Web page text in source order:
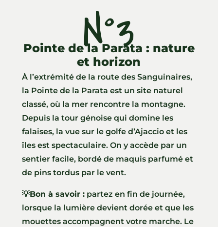
N°3
Pointe de la Parata : nature
et horizon
À l’extrémité de la route des Sanguinaires,
la Pointe de la Parata est un site naturel
classé, où la mer rencontre la montagne.
Depuis la tour génoise qui domine les
falaises, la vue sur le golfe d’Ajaccio et les
îles est spectaculaire. On y accède par un
sentier facile, bordé de maquis parfumé et
de pins tordus par le vent.
💡Bon à savoir :partez en fin de journée,
lorsque la lumière devient dorée et que les
mouettes accompagnent votre marche. Le